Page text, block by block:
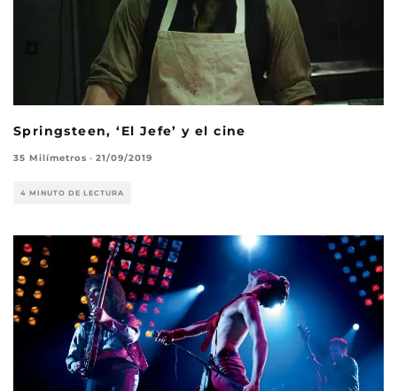
Springsteen, ‘El Jefe’ y el cine
35 Milímetros · 21/09/2019
4 MINUTO DE LECTURA